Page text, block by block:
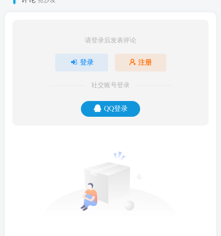
请登录后发表评论
登录 注册
社交账号登录
QQ登录